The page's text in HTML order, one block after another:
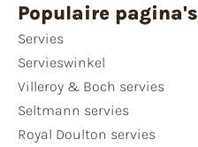
Populaire pagina's
Servies
Servieswinkel
Villeroy & Boch servies
Seltmann servies
Royal Doulton servies